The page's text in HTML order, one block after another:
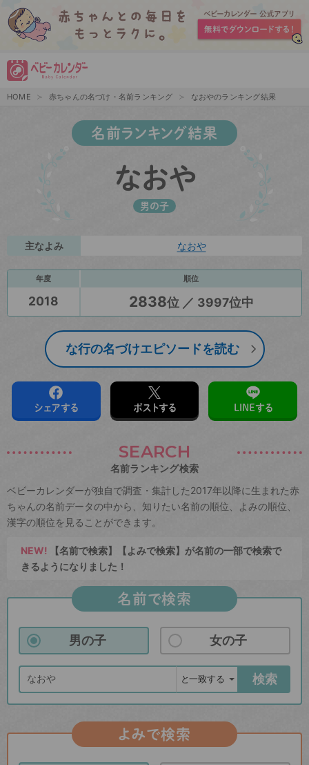
HOME 赤ちゃんの名づけ・名前ランキング なおやのランキング結果
名前ランキング結果
なおや
男の子
主なよみ なおや
年度 順位
2018 2838位 ／ 3997位中
な行の名づけエピソードを読む
シェアする ポストする LINEする
SEARCH
名前ランキング検索
ベビーカレンダーが独自で調査・集計した2017年以降に生まれた赤
ちゃんの名前データの中から、知りたい名前の順位、よみの順位、
漢字の順位を見ることができます。
NEW! 【名前で検索】【よみで検索】が名前の一部で検索で
きるようになりました！
名前で検索
男の子 女の子
検索
よみで検索